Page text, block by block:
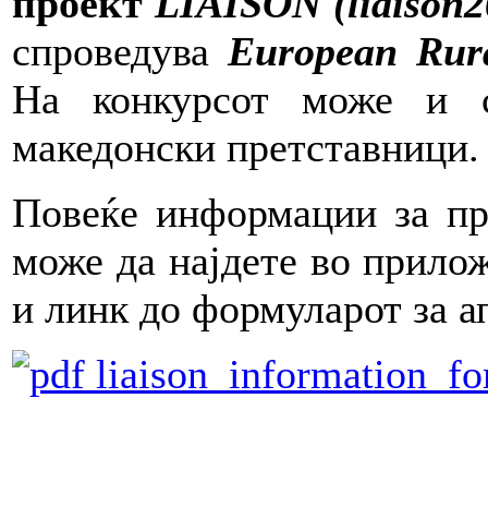
спроведуваEuropean
На конкурсот може и
македонски претставници.
Повеќе информации за
може да најдете во
и линк до формуларот за